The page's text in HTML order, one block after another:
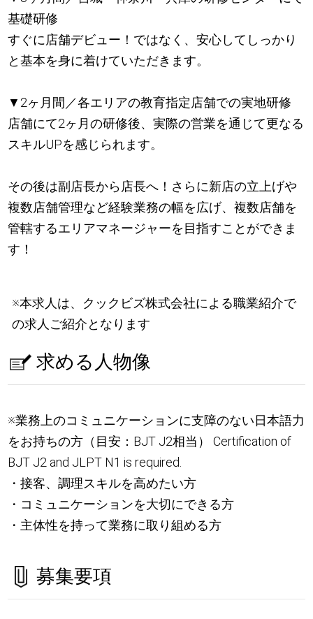
基礎研修
すぐに店舗デビュー！ではなく、安心してしっかり
と基本を身に着けていただきます。
▼2ヶ月間／各エリアの教育指定店舗での実地研修
店舗にて2ヶ月の研修後、実際の営業を通じて更なる
スキルUPを感じられます。
その後は副店長から店長へ！さらに新店の立上げや
複数店舗管理など経験業務の幅を広げ、複数店舗を
管轄するエリアマネージャーを目指すことができま
す！
※本求人は、クックビズ株式会社による職業紹介で
の求人ご紹介となります
求める人物像
※業務上のコミュニケーションに支障のない日本語力
をお持ちの方（目安：BJT J2相当） Certification of
BJT J2 and JLPT N1 is required.
・接客、調理スキルを高めたい方
・コミュニケーションを大切にできる方
・主体性を持って業務に取り組める方
募集要項